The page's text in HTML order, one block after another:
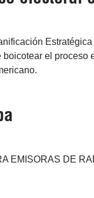
el proceso
EMISORAS DE